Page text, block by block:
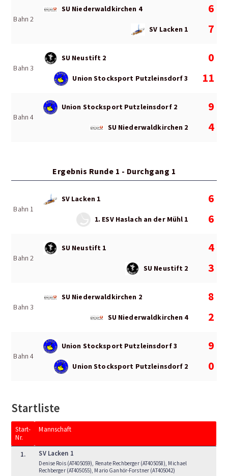
Bahn 2
SU Niederwaldkirchen 4
6
7
SV Lacken 1
Bahn 3
SU Neustift 2
0
11
Union Stocksport Putzleinsdorf 3
Bahn 4
Union Stocksport Putzleinsdorf 2
9
4
SU Niederwaldkirchen 2
Ergebnis Runde 1 - Durchgang 1
Bahn 1
SV Lacken 1
6
6
1. ESV Haslach an der Mühl 1
Bahn 2
SU Neustift 1
4
3
SU Neustift 2
Bahn 3
SU Niederwaldkirchen 2
8
2
SU Niederwaldkirchen 4
Bahn 4
Union Stocksport Putzleinsdorf 3
9
0
Union Stocksport Putzleinsdorf 2
Startliste
Start-
Nr.
Mannschaft
1. SV Lacken 1
Denise Rois (AT405059), Renate Rechberger (AT405058), Michael
Rechberger (AT405055), Mario Ganhör-Forstner (AT405042)